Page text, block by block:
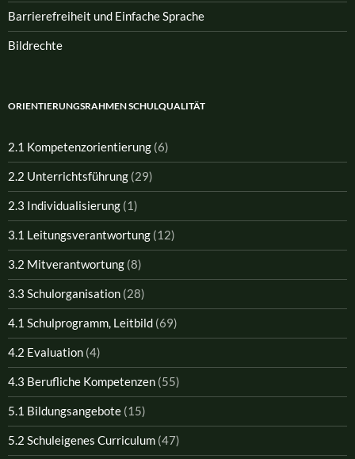
Barrierefreiheit und Einfache Sprache
Bildrechte
ORIENTIERUNGSRAHMEN SCHULQUALITÄT
2.1 Kompetenzorientierung (6)
2.2 Unterrichtsführung (29)
2.3 Individualisierung (1)
3.1 Leitungsverantwortung (12)
3.2 Mitverantwortung (8)
3.3 Schulorganisation (28)
4.1 Schulprogramm, Leitbild (69)
4.2 Evaluation (4)
4.3 Berufliche Kompetenzen (55)
5.1 Bildungsangebote (15)
5.2 Schuleigenes Curriculum (47)